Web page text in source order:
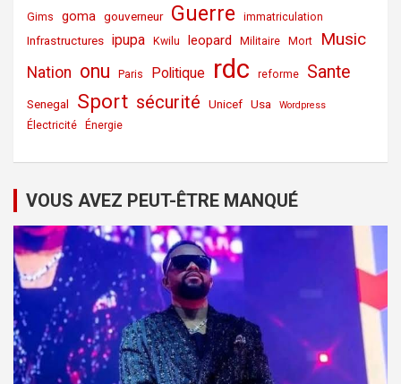
Gims goma gouverneur Guerre immatriculation
Infrastructures ipupa Kwilu leopard Militaire Mort Music
Nation onu Paris Politique rdc reforme Sante
Senegal Sport sécurité Unicef Usa Wordpress
Électricité Énergie
VOUS AVEZ PEUT-ÊTRE MANQUÉ